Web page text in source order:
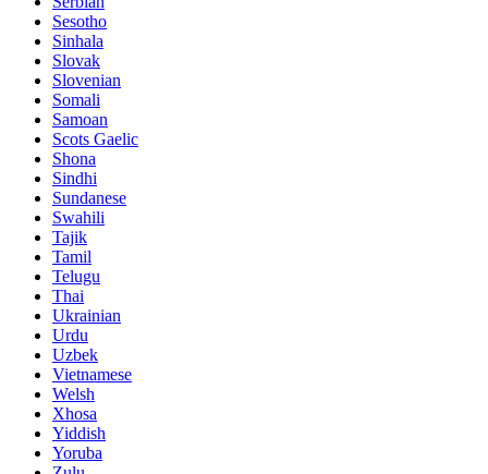
Sesotho
Sinhala
Slovak
Slovenian
Somali
Samoan
Scots Gaelic
Shona
Sindhi
Sundanese
Swahili
Tajik
Tamil
Telugu
Thai
Ukrainian
Urdu
Uzbek
Vietnamese
Welsh
Xhosa
Yiddish
Yoruba